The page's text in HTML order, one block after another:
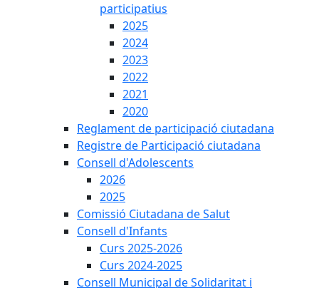
participatius
2025
2024
2023
2022
2021
2020
Reglament de participació ciutadana
Registre de Participació ciutadana
Consell d'Adolescents
2026
2025
Comissió Ciutadana de Salut
Consell d'Infants
Curs 2025-2026
Curs 2024-2025
Consell Municipal de Solidaritat i